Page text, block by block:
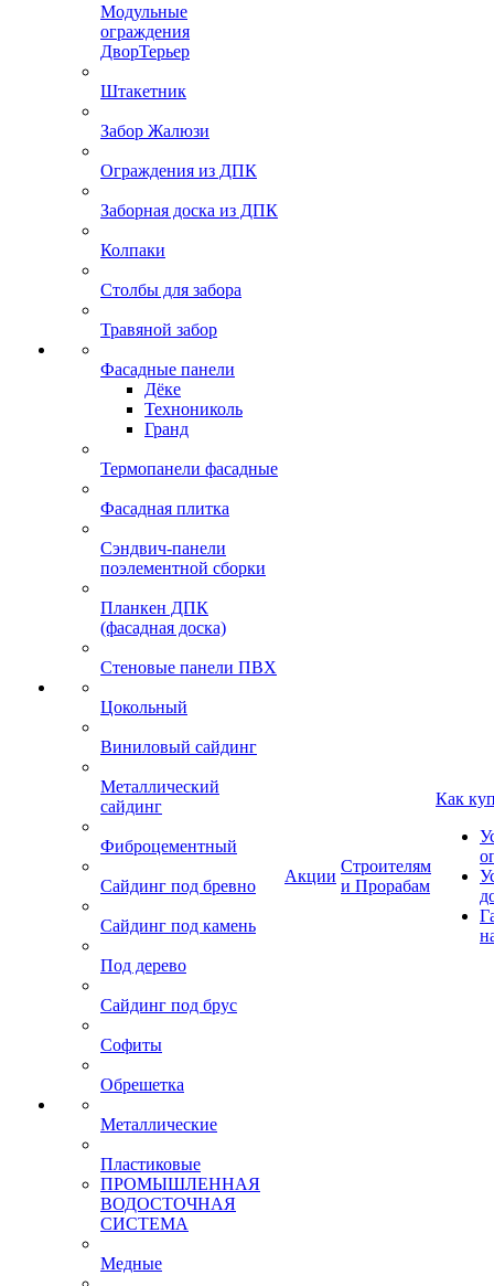
Модульные
ограждения
ДворТерьер
Штакетник
Забор Жалюзи
Ограждения из ДПК
Заборная доска из ДПК
Колпаки
Столбы для забора
Травяной забор
Фасадные панели
Дёке
Технониколь
Гранд
Термопанели фасадные
Фасадная плитка
Сэндвич-панели
поэлементной сборки
Планкен ДПК
(фасадная доска)
Стеновые панели ПВХ
Цокольный
Виниловый сайдинг
Металлический
сайдинг
Фиброцементный
Сайдинг под бревно
Сайдинг под камень
Под дерево
Сайдинг под брус
Софиты
Обрешетка
Металлические
Пластиковые
ПРОМЫШЛЕННАЯ
ВОДОСТОЧНАЯ
СИСТЕМА
Медные
Акции
Строителям
и Прорабам
Как